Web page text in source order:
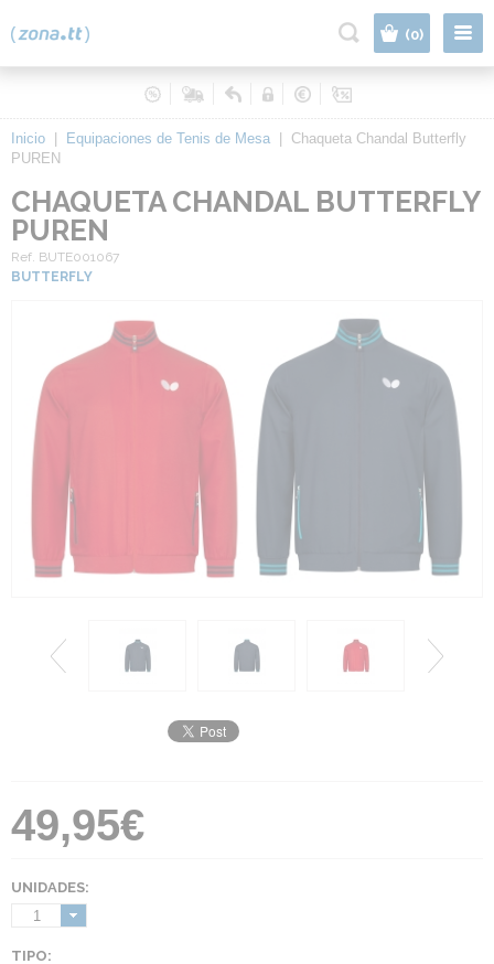
(0)
Inicio Equipaciones de Tenis de Mesa
Chaqueta Chandal Butterfly
PUREN
CHAQUETA CHANDAL BUTTERFLY
PUREN
Ref. BUTE001067
BUTTERFLY
49,95€
UNIDADES:
1
TIPO: